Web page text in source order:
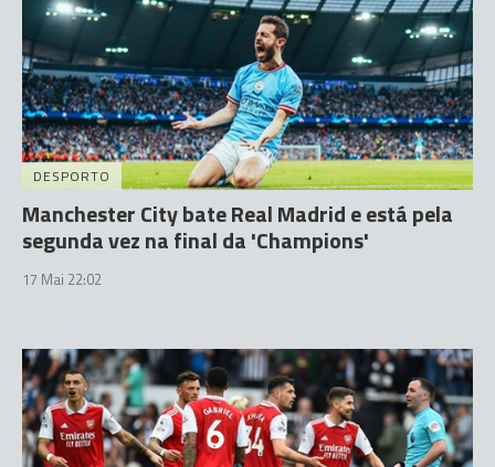
DESPORTO
Manchester City bate Real Madrid e está pela
segunda vez na final da 'Champions'
17 Mai 22:02